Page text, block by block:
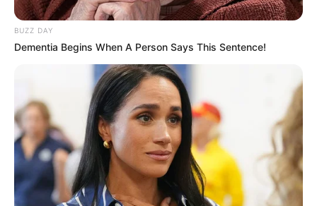
Tampil Lebih Modern, 7 Potret
Hasil Renovasi Rumah Berusia
90 Tahun
BUZZ DAY
Dementia Begins When A Person Says This Sentence!